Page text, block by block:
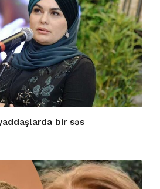
bir səs